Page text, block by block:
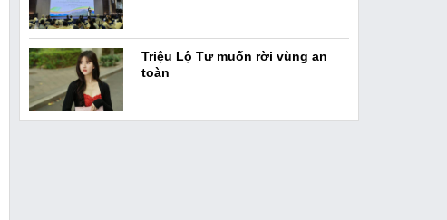
Triệu Lộ Tư muốn rời vùng an
toàn